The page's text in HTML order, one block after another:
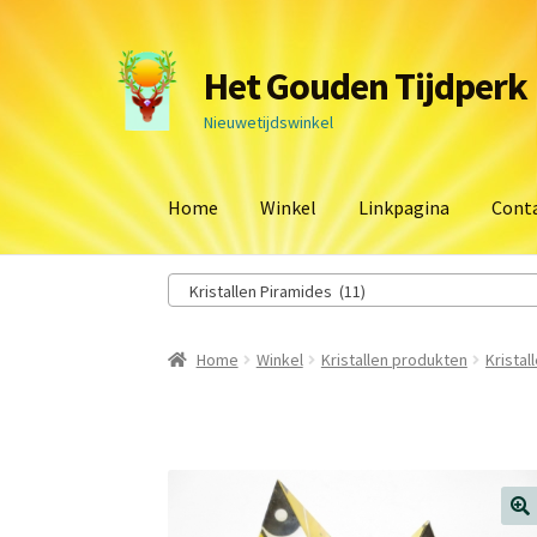
Ga
door
naar
navigatie
Ga
naar
inhoud
Het Gouden Tijdperk
Nieuwetijdswinkel
Home Winkel Linkpagina
Kristallen Piramides (11)
Home Winkel Kristallen produkten